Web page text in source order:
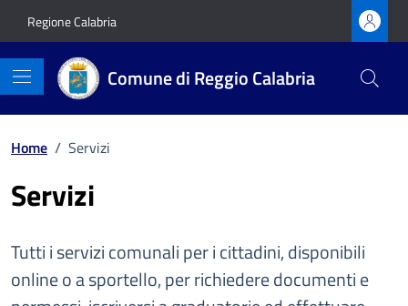
Regione Calabria
Comune di Reggio Calabria
Home / Servizi
Servizi
Tutti i servizi comunali per i cittadini, disponibili
online o a sportello, per richiedere documenti e